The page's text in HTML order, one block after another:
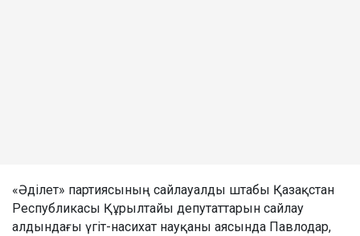
«Әділет» партиясының сайлауалды штабы Қазақстан
Республикасы Құрылтайы депутаттарын сайлау
алдындағы үгіт-насихат науқаны аясында Павлодар,